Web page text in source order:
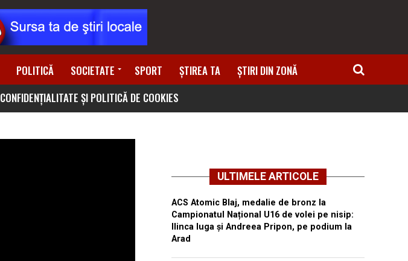
POLITICĂ SOCIETATE SPORT ȘTIREA TA
ȘTIRI DIN ZONĂ
CONFIDENȚIALITATE ȘI POLITICĂ DE COOKIES
ULTIMELE ARTICOLE
ACS Atomic Blaj, medalie de bronz la
Campionatul Național U16 de volei pe nisip:
Ilinca Iuga și Andreea Pripon, pe podium la
Arad